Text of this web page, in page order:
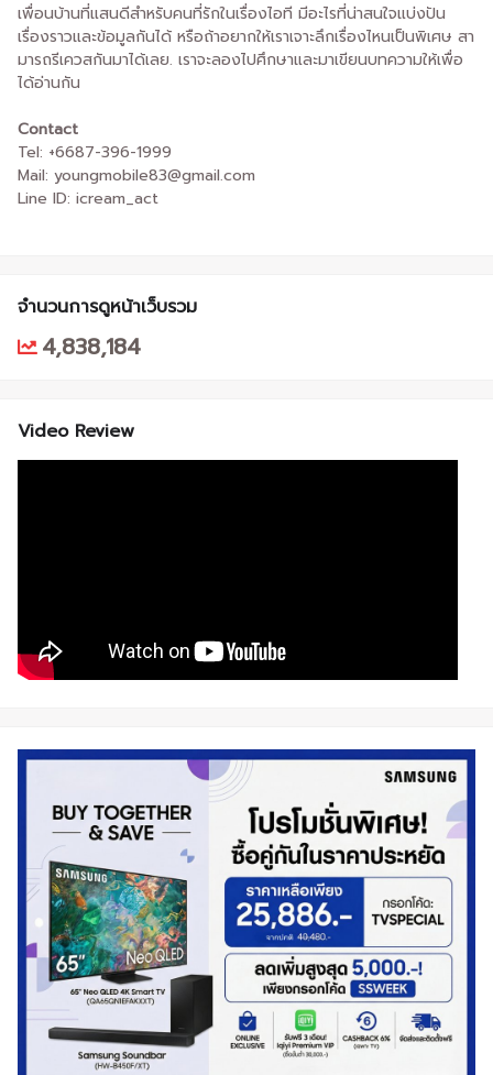
เพื่อนบ้านที่แสนดีสำหรับคนที่รักในเรื่องไอที มีอะไรที่น่าสนใจแบ่งปัน
เรื่องราวและข้อมูลกันได้ หรือถ้าอยากให้เราเจาะลึกเรื่องไหนเป็นพิเศษ สา
มารถรีเควสกันมาได้เลย. เราจะลองไปศึกษาและมาเขียนบทความให้เพื่อ
ได้อ่านกัน
Contact
Tel: +6687-396-1999
Mail: youngmobile83@gmail.com
Line ID: icream_act
จำนวนการดูหน้าเว็บรวม
4,838,184
Video Review